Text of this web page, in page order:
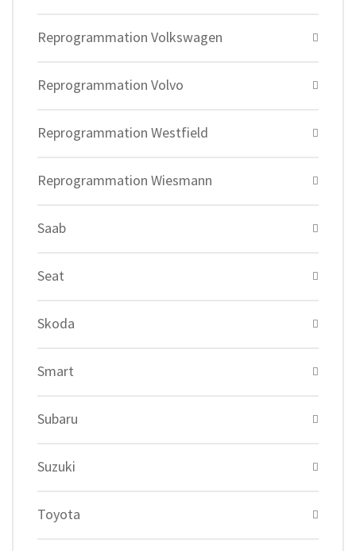
Reprogrammation Volkswagen
Reprogrammation Volvo
Reprogrammation Westfield
Reprogrammation Wiesmann
Saab
Seat
Skoda
Smart
Subaru
Suzuki
Toyota